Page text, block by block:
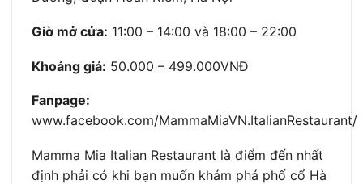
Giờ mở cửa: 11:00 – 14:00 và 18:00 – 22:00
Khoảng giá: 50.000 – 499.000VNĐ
Fanpage:
www.facebook.com/MammaMiaVN.ItalianRestaurant/
Mamma Mia Italian Restaurant là điểm đến nhất
định phải có khi bạn muốn khám phá phố cổ Hà